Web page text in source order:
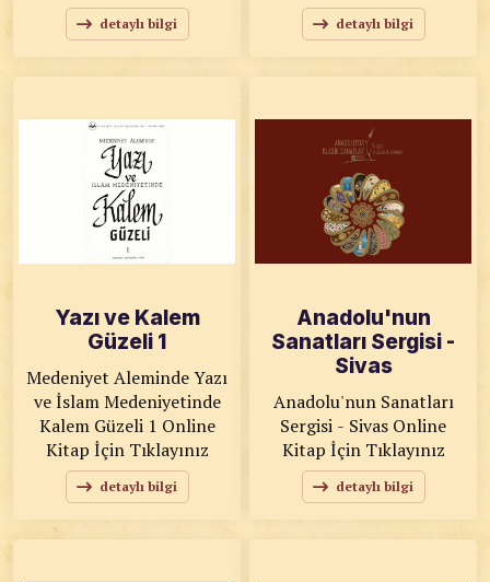
detaylı bilgi detaylı bilgi
Yazı ve Kalem
Güzeli 1
Medeniyet Aleminde Yazı
ve İslam Medeniyetinde
Kalem Güzeli 1 Online
Kitap İçin Tıklayınız
detaylı bilgi
Anadolu'nun
Sanatları Sergisi -
Sivas
Anadolu'nun Sanatları
Sergisi - Sivas Online
Kitap İçin Tıklayınız
detaylı bilgi